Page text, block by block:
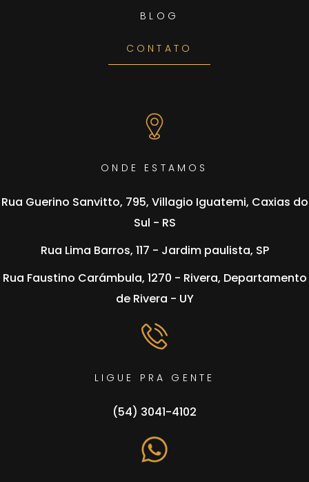
BLOG
CONTATO
ONDE ESTAMOS
Rua Guerino Sanvitto, 795, Villagio Iguatemi, Caxias do
Sul - RS
⁠⁠Rua Lima Barros, 117 - Jardim paulista, SP
⁠⁠Rua Faustino Carámbula, 1270 - Rivera, Departamento
de Rivera - UY
LIGUE PRA GENTE
(54) 3041-4102